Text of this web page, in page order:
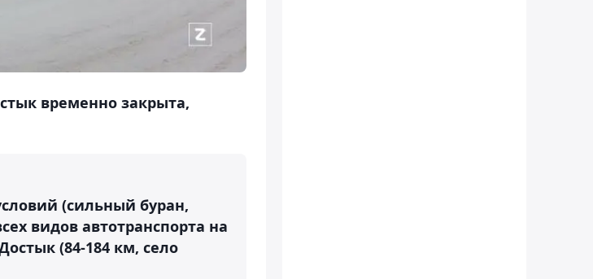
временно закрыта,
(сильный буран,
видов автотранспорта на
(84-184 км, село